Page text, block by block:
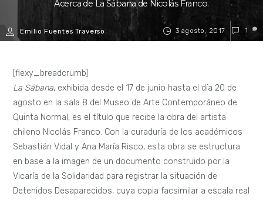
3 agosto, 2017
Acerca de La Sábana de Nicolás Franco.
Emilio Fuentes Traverso 1
[flexy_breadcrumb]
La Sábana, exhibida desde el 17 de junio hasta el día 20 de
agosto en la sala 8 del Museo de Arte Contemporáneo de
Quinta Normal, es el título que recibe la obra del artista
chileno Nicolás Franco. Con la curaduría de los académicos
Sebastián Vidal y Ana María Risco, esta obra se estructura
en base a la imagen de un documento construido por la
Vicaría de la Solidaridad para registrar la situación de
Detenidos Desaparecidos, cuya copia facsimilar a escala real